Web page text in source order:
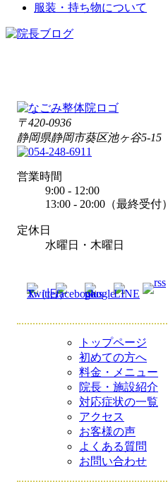
服装・持ち物について
〒420-0936
静岡県静岡市葵区池ヶ谷5-15
営業時間
9:00 - 12:00
13:00 - 20:00（最終受付）
定休日
水曜日・木曜日
トップページ
初めての方へ
料金・メニュー
院長・施設紹介
対応症状の一覧
アクセス
お客様の声
よくある質問
お問い合わせ